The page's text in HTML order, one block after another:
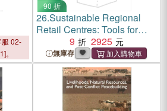
服 02-
90 折
26.Sustainable Regional
Retail Centres: Tools for
Planning, Design and
Assessment
9 2925
無庫存